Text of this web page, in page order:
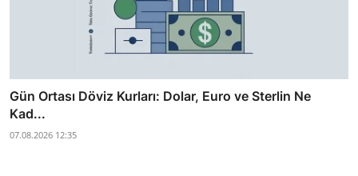
Gün Ortası Döviz Kurları: Dolar, Euro ve Sterlin Ne
Kad...
07.08.2026 12:35